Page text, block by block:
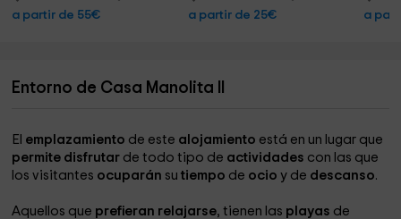
a partir de 55€ a partir de 25€ a
Entorno de Casa Manolita II
El emplazamiento de este alojamiento está en un lugar que
permite disfrutar de todo tipo de actividades con las que
los visitantes ocuparán sutiempo de ocioy de descanso.
Aquellos que prefieran relajarse, tienen las playas de